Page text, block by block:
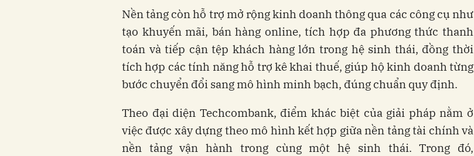
Nền tảng còn hỗ trợ mở rộng kinh doanh thông qua các công cụ như
tạo khuyến mãi, bán hàng online, tích hợp đa phương thức thanh
toán và tiếp cận tệp khách hàng lớn trong hệ sinh thái, đồng thời
tích hợp các tính năng hỗ trợ kê khai thuế, giúp hộ kinh doanh từng
bước chuyển đổi sang mô hình minh bạch, đúng chuẩn quy định.
Theo đại diện Techcombank, điểm khác biệt của giải pháp nằm ở
việc được xây dựng theo mô hình kết hợp giữa nền tảng tài chính và
nền tảng vận hành trong cùng một hệ sinh thái. Trong đó,